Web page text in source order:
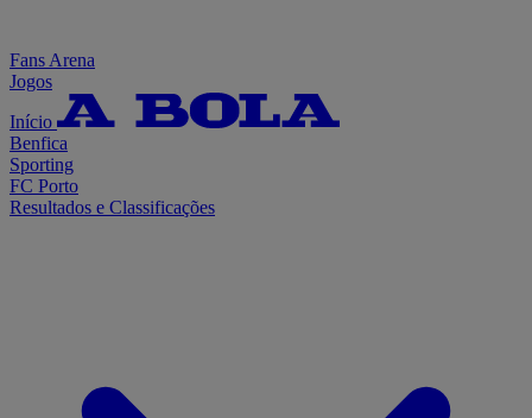
Fans Arena
Jogos
Início
Benfica
Sporting
FC Porto
Resultados e Classificações